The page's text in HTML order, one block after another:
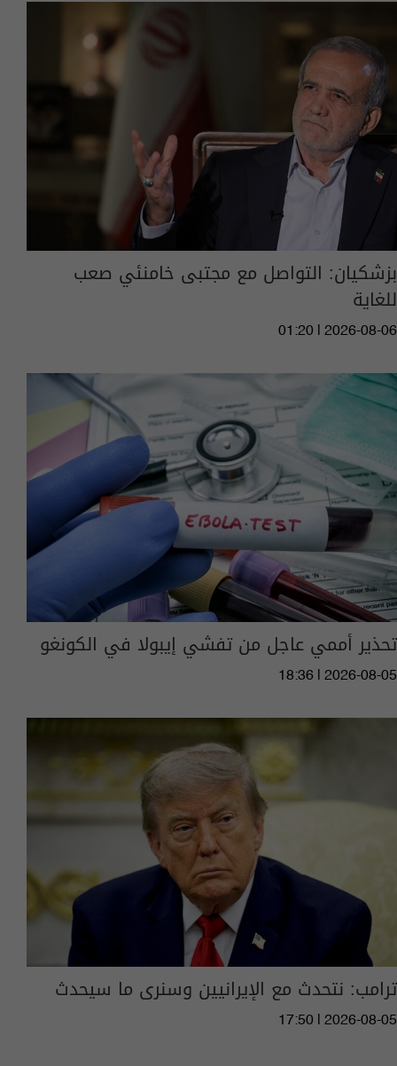
بزشكيان: التواصل مع مجتبى خامنئي صعب
للغاية
01:20 | 2026-08-06
تحذير أممي عاجل من تفشي إيبولا في الكونغو
18:36 | 2026-08-05
ترامب: نتحدث مع الإيرانيين وسنرى ما سيحدث
17:50 | 2026-08-05